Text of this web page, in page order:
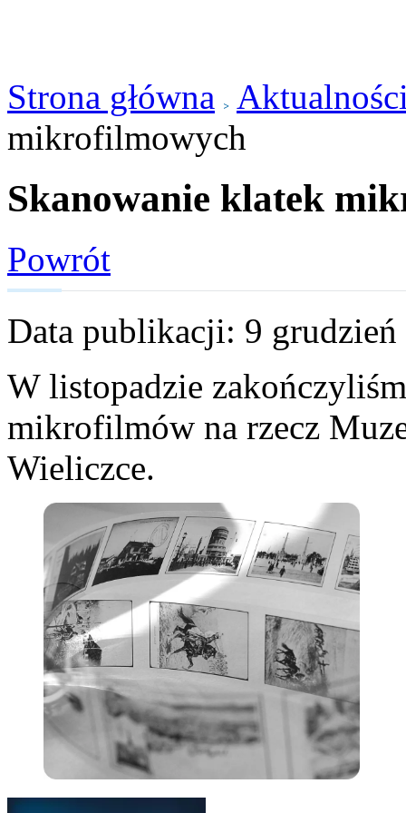
Strona główna
mikrofilmowych
Skanowanie klatek
Powrót
Data publikacji: 9 grudzień
W listopadzie
mikrofilmów na rzecz
Wieliczce.